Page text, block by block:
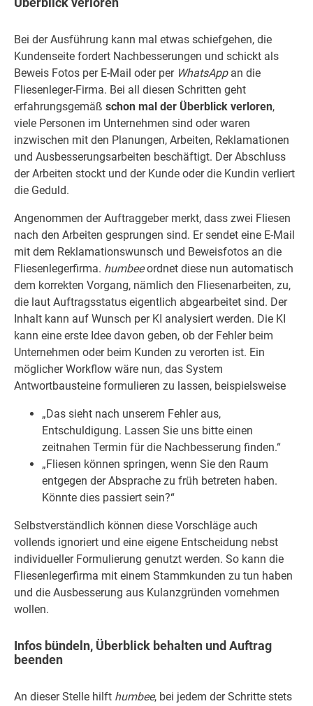
Bei der Ausführung kann mal etwas schiefgehen, die
Kundenseite fordert Nachbesserungen und schickt als
Beweis Fotos per E-Mail oder per WhatsAppan die
Fliesenleger-Firma. Bei all diesen Schritten geht
erfahrungsgemäß schon mal der Überblick verloren,
viele Personen im Unternehmen sind oder waren
inzwischen mit den Planungen, Arbeiten, Reklamationen
und Ausbesserungsarbeiten beschäftigt. Der Abschluss
der Arbeiten stockt und der Kunde oder die Kundin verliert
die Geduld.
Angenommen der Auftraggeber merkt, dass zwei Fliesen
nach den Arbeiten gesprungen sind. Er sendet eine E-Mail
mit dem Reklamationswunsch und Beweisfotos an die
Fliesenlegerfirma. humbeeordnet diese nun automatisch
dem korrekten Vorgang, nämlich den Fliesenarbeiten, zu,
die laut Auftragsstatus eigentlich abgearbeitet sind. Der
Inhalt kann auf Wunsch per KI analysiert werden. Die KI
kann eine erste Idee davon geben, ob der Fehler beim
Unternehmen oder beim Kunden zu verorten ist. Ein
möglicher Workflow wäre nun, das System
Antwortbausteine formulieren zu lassen, beispielsweise
„Das sieht nach unserem Fehler aus,
Entschuldigung. Lassen Sie uns bitte einen
zeitnahen Termin für die Nachbesserung finden.“
„Fliesen können springen, wenn Sie den Raum
entgegen der Absprache zu früh betreten haben.
Könnte dies passiert sein?“
Selbstverständlich können diese Vorschläge auch
vollends ignoriert und eine eigene Entscheidung nebst
individueller Formulierung genutzt werden. So kann die
Fliesenlegerfirma mit einem Stammkunden zu tun haben
und die Ausbesserung aus Kulanzgründen vornehmen
wollen.
Infos bündeln, Überblick behalten und Auftrag
beenden
An dieser Stelle hilft humbee, bei jedem der Schritte stets